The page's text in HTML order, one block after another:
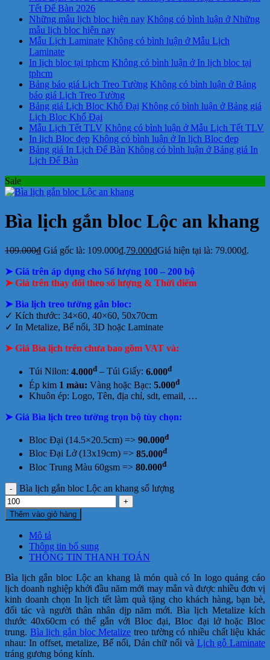
Tết Để Bàn 2026
Những mẫu lịch bloc hiện nay Không có bình luận ở Những
mẫu lịch bloc hiện nay
Mẫu Lịch Laminate Không có bình luận ở Mẫu Lịch
Laminate
In lịch bloc tại tphcm Không có bình luận ở In lịch bloc tại
tphcm
Bảng báo giá Lịch Treo Tường Không có bình luận ở Bảng
báo giá Lịch Treo Tường
Bảng giá Lịch Bloc Khổ Đại Không có bình luận ở Bảng giá
Lịch Bloc Khổ Đại
Mẫu Lịch Tết TLV Không có bình luận ở Mẫu Lịch Tết TLV
In lịch Bloc đẹp Không có bình luận ở In lịch Bloc đẹp
Bảng giá In Lịch Để Bàn Không có bình luận ở Bảng giá In
Lịch Để Bàn
Sale
Bìa lịch gắn bloc Lộc an khang
109.000₫ Giá gốc là: 109.000₫.79.000₫Giá hiện tại là: 79.000₫.
➤ Giá trên áp dụng cho Số lượng 100 – 200 bộ
➤ Giá trên thay đổi theo số lượng & Thời điểm
➤ Bìa lịch treo tường gắn bloc:
✓ Kích thước: 34×60, 40×60, 50x70cm
✓ In Metalize, Bế nổi, 3D hoặc Laminate
➤ Giá Bìa lịch trên chưa bao gồm VAT và:
Túi Nilon: 4.000đ – Túi Giấy: 6.000đ
Ép kim 1 màu: Vàng hoặc Bạc: 5.000đ
Khuôn ép: Logo, Tên, địa chỉ, sdt, email, …
➤ Giá Bìa lịch treo tường trọn bộ tùy chọn:
Bloc Đại (14.5×20.5cm) => 90.000đ
Bloc Đại Lở (13x19cm) => 85.000đ
Bloc Trung Màu 60gsm => 80.000đ
Bìa lịch gắn bloc Lộc an khang số lượng
Thêm vào giỏ hàng
Mô tả
Thông tin bổ sung
THÔNG TIN THANH TOÁN
Bìa lịch gắn bloc Lộc an khang là món quà có In logo quảng cáo
lịch doanh nghiệp khởi đầu năm mới may mắn và được nhiều đơn vị
kinh doanh chọn In lịch tết làm quà tặng cho khách hàng, bạn bè,
đối tác và người thân nhân dịp năm mới. Bìa lịch Metalize kích
thước 40x60cm có thể gắn với Bloc đại, Bloc đại lở hoặc Bloc
trung. Bìa lịch gắn bloc Metalize treo tường có nhiều chất liệu khác
nhau: In offset, metalize, Bế nổi, Dán chữ nổi và Lịch gỗ Laminate
tráng gương bóng kính.